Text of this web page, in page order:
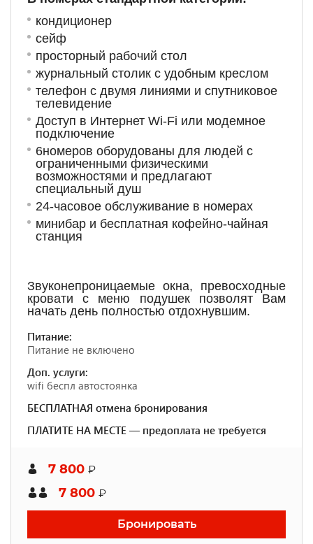
кондиционер
сейф
просторный рабочий стол
журнальный столик с удобным креслом
телефон с двумя линиями и спутниковое
телевидение
Доступ в Интернет Wi-Fi или модемное
подключение
6номеров оборудованы для людей с
ограниченными физическими
возможностями и предлагают
специальный душ
24-часовое обслуживание в номерах
минибар и бесплатная кофейно-чайная
станция
Звуконепроницаемые окна, превосходные
кровати с меню подушек позволят Вам
начать день полностью отдохнувшим.
Питание:
Питание не включено
Доп. услуги:
wifi беспл автостоянка
БЕСПЛАТНАЯ отмена бронирования
ПЛАТИТЕ НА МЕСТЕ — предоплата не требуется
7 800 ₽
7 800 ₽
Бронировать